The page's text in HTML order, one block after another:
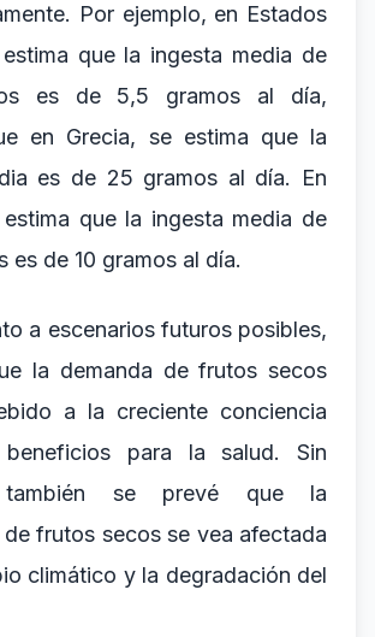
Por ejemplo, en Estados
que la ingesta media de
es de 5,5 gramos al día,
en Grecia, se estima que la
es de 25 gramos al día. En
estima que la ingesta media de
es de 10 gramos al día.
a escenarios futuros posibles,
la demanda de frutos secos
a la creciente conciencia
para la salud. Sin
también se prevé que la
frutos secos se vea afectada
climático y la degradación del